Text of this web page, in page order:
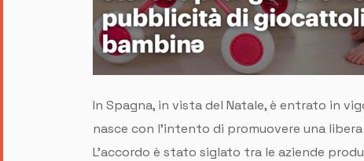
In Spagna, in vista del Natale, è entrato in
nasce con l'intento di promuovere una
L'accordo è stato siglato tra le aziende